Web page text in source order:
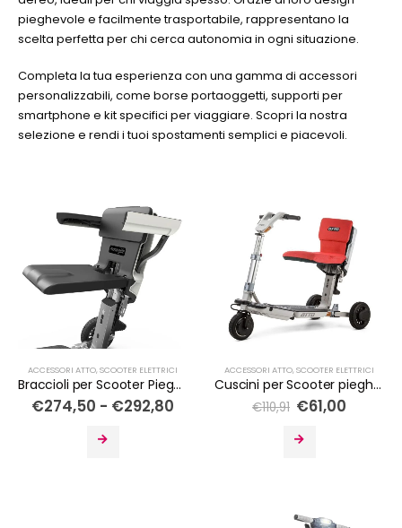
pieghevole e facilmente trasportabile, rappresentano la
scelta perfetta per chi cerca autonomia in ogni situazione.
Completa la tua esperienza con una gamma di accessori
personalizzabili, come borse portaoggetti, supporti per
smartphone e kit specifici per viaggiare. Scopri la nostra
selezione e rendi i tuoi spostamenti semplici e piacevoli.
ACCESSORI ATTO, SCOOTER ELETTRICI
Braccioli per Scooter Pieghevole ATTO e ATTO Sport
€274,50 - €292,80
ACCESSORI ATTO, SCOOTER ELETTRICI
Cuscini per Scooter pieghevole ATTO
€110,91 €61,00